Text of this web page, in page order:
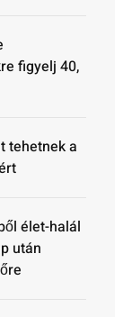
figyelj 40,
tehetnek a
élet-halál
után